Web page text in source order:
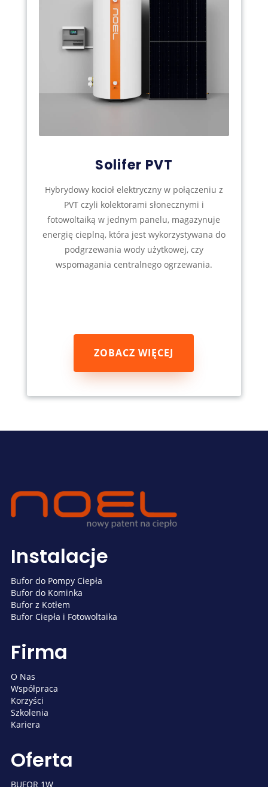
Solifer PVT
Hybrydowy kocioł elektryczny w połączeniu z
PVT czyli kolektorami słonecznymi i
fotowoltaiką w jednym panelu, magazynuje
energię cieplną, która jest wykorzystywana do
podgrzewania wody użytkowej, czy
wspomagania centralnego ogrzewania.
ZOBACZ WIĘCEJ
Instalacje
Bufor do Pompy Ciepła
Bufor do Kominka
Bufor z Kotłem
Bufor Ciepła i Fotowoltaika
Firma
O Nas
Współpraca
Korzyści
Szkolenia
Kariera
Oferta
BUFOR 1W